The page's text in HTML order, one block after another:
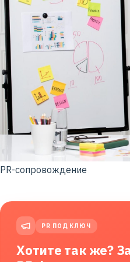
PR-сопровождение
PR ПОД КЛЮЧ
Хотите так же?